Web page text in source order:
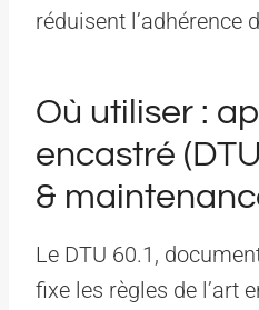
réduisent l’adhérence
Où utiliser :
encastré
&
Le DTU 60.1,
fixe les règles de l’art